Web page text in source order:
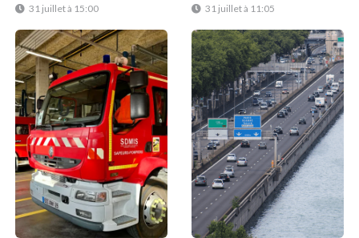
31 juillet à 15:00 31 juillet à 11:05